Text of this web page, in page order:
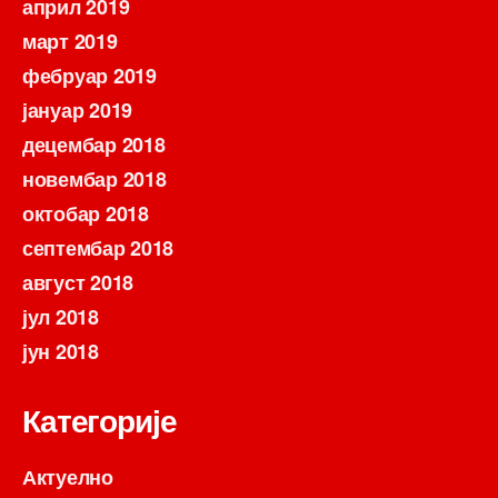
април 2019
март 2019
фебруар 2019
јануар 2019
децембар 2018
новембар 2018
октобар 2018
септембар 2018
август 2018
јул 2018
јун 2018
Категорије
Актуелно